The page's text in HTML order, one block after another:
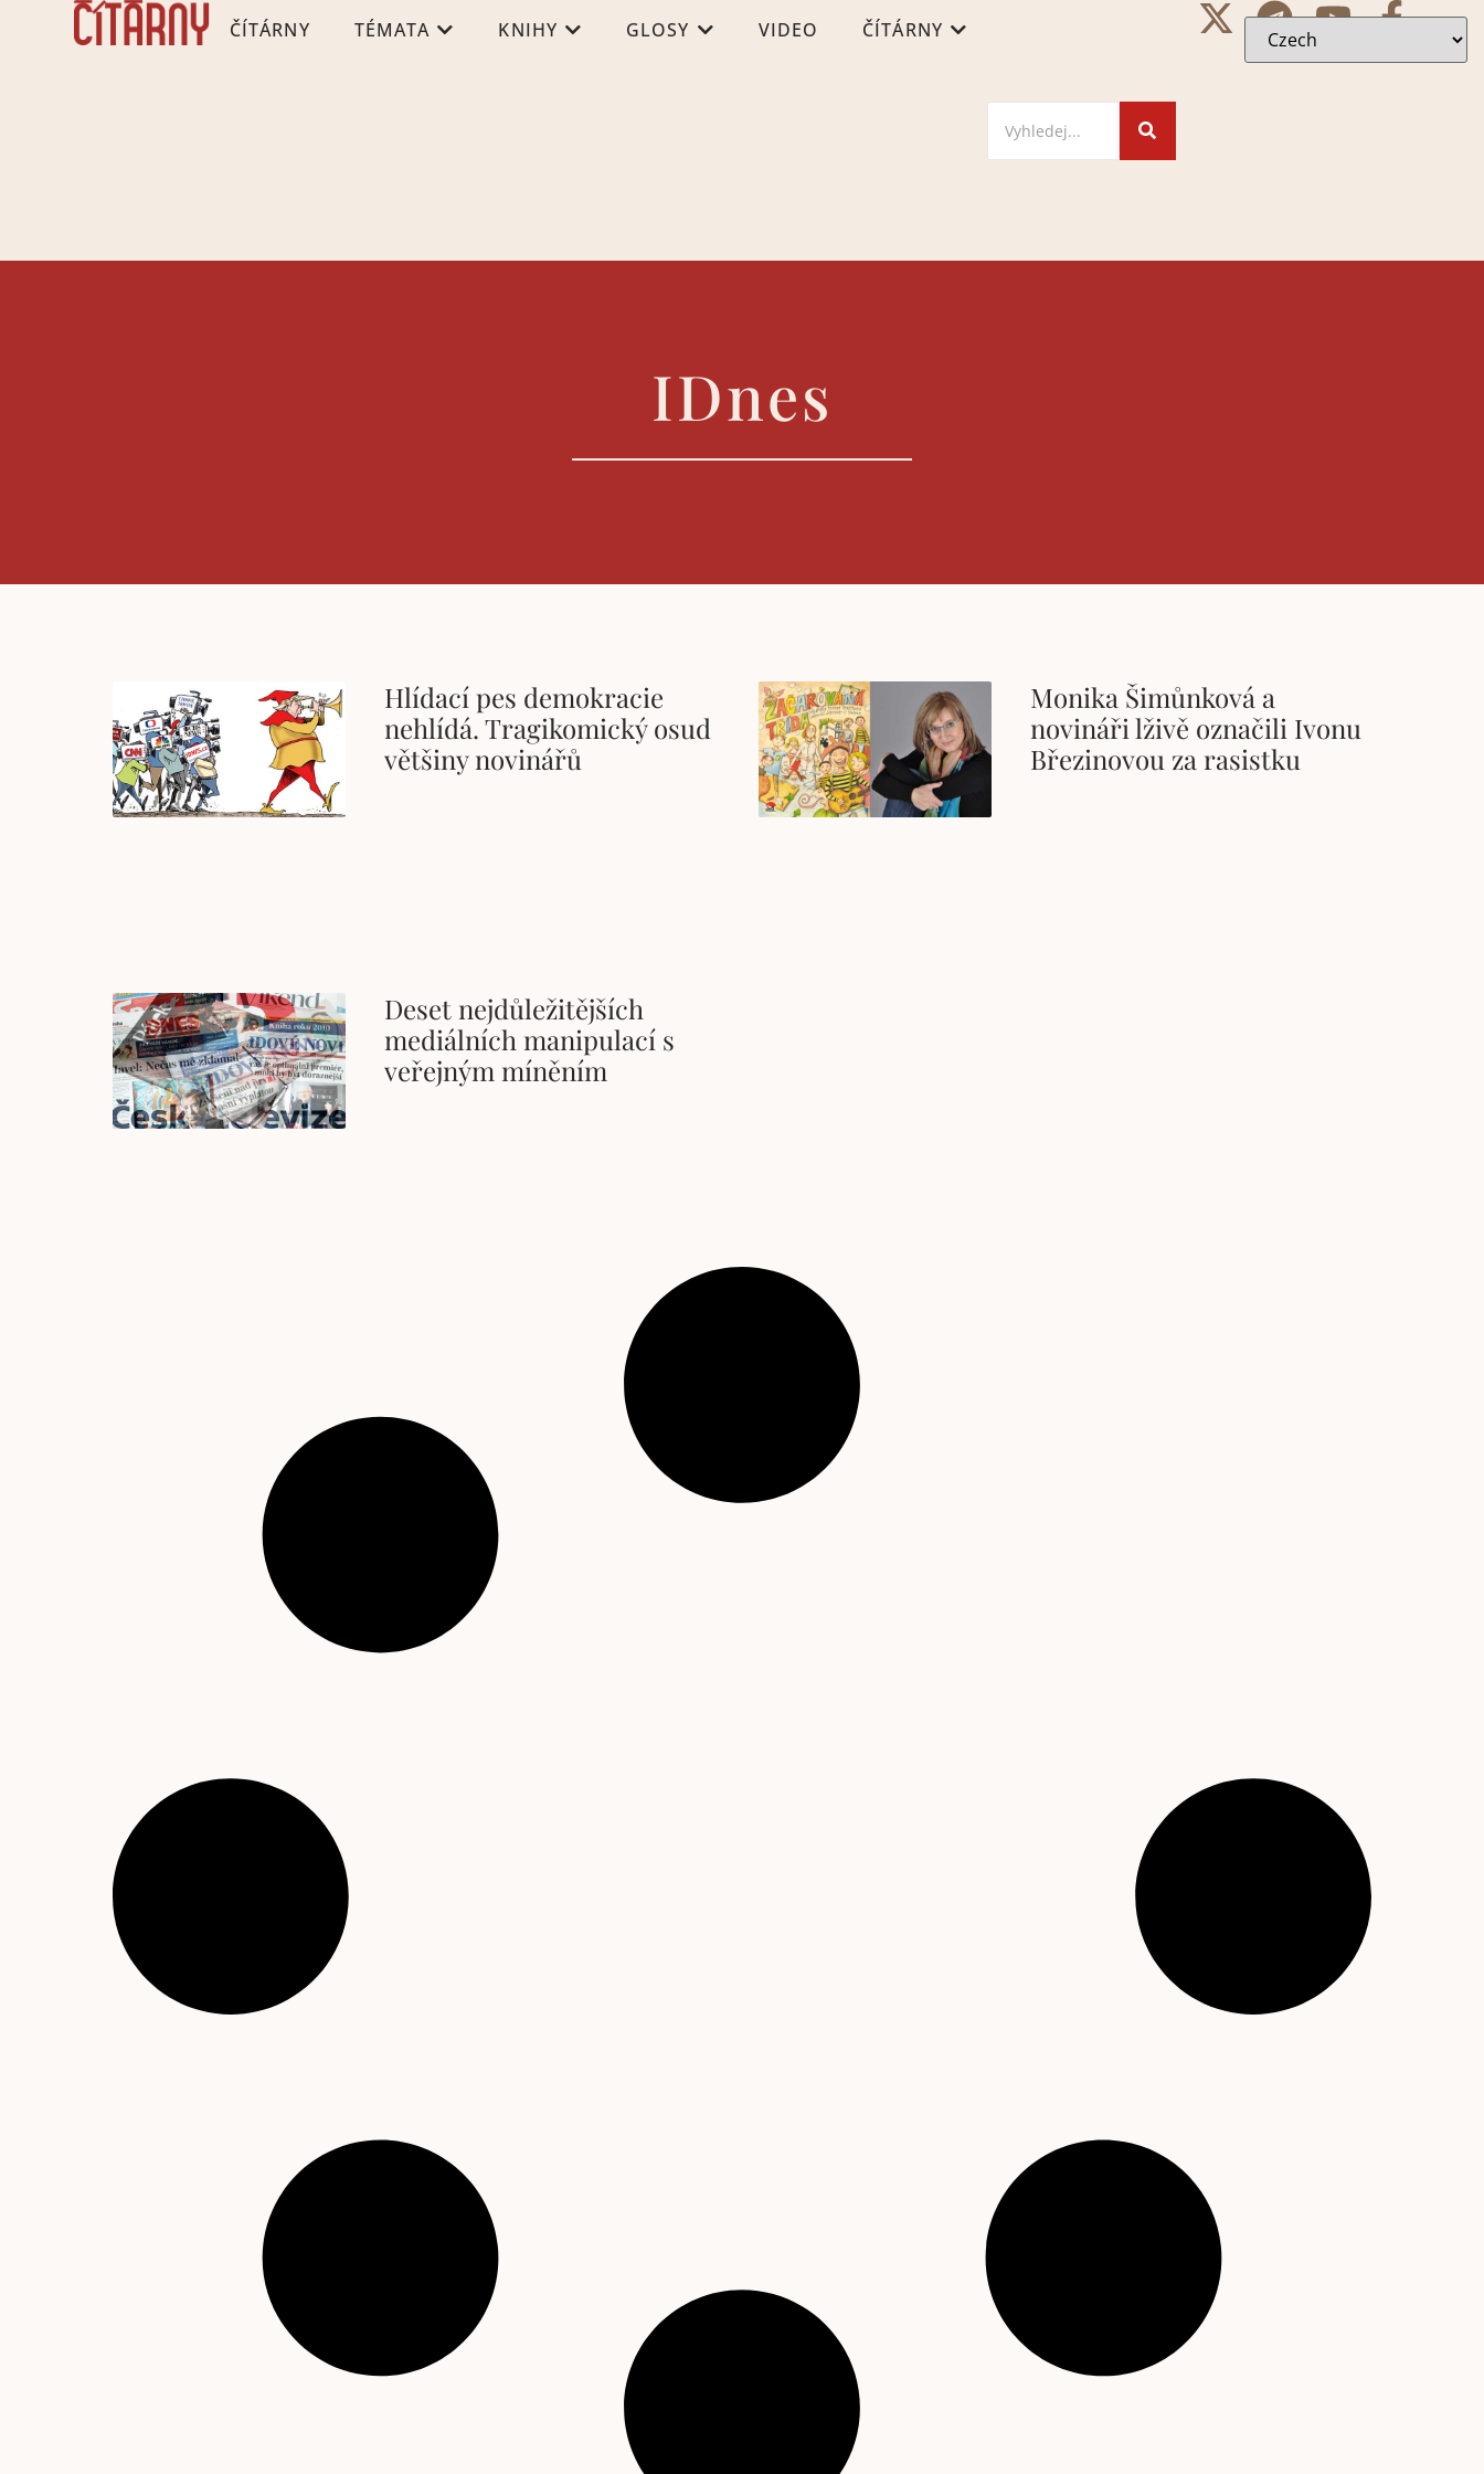
ČÍTÁRNY TÉMATA KNIHY GLOSY VIDEO ČÍTÁRNY
IDnes
Hlídací pes demokracie
nehlídá. Tragikomický osud
většiny novinářů
Monika Šimůnková a
novináři lživě označili Ivonu
Březinovou za rasistku
Deset nejdůležitějších
mediálních manipulací s
veřejným míněním